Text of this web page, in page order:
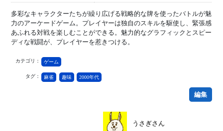
多彩なキャラクターたちが繰り広げる戦略的な牌を使ったバトルが魅
力のアーケードゲーム。プレイヤーは独自のスキルを駆使し、緊張感
あふれる対戦を楽しむことができる。魅力的なグラフィックとスピー
ディな戦闘が、プレイヤーを惹きつける。
カテゴリ： ゲーム
タグ： 麻雀 趣味 2000年代
編集
うさぎさん